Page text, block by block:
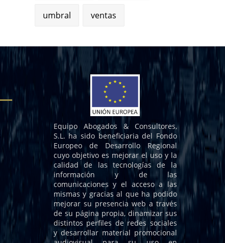
umbral ventas
Equipo Abogados & Consultores,
S.L. ha sido beneficiaria del Fondo
Europeo de Desarrollo Regional
cuyo objetivo es mejorar el uso y la
calidad de las tecnologías de la
información y de las
comunicaciones y el acceso a las
mismas y gracias al que ha podido
mejorar su presencia web a través
de su página propia, dinamizar sus
distintos perfiles de redes sociales
y desarrollar material promocional